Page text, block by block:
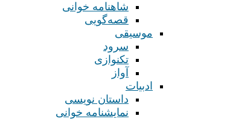
شاهنامه خوانی
قصه‌گویی
موسیقی
سرود
تکنوازی
آواز
ادبیات
داستان نویسی
نمایشنامه خوانی